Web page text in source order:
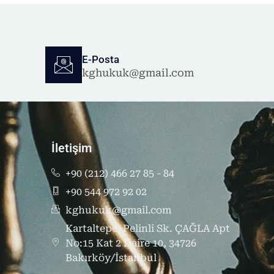
E-Posta
kghukuk@gmail.com
İletişim
+90 (212) 466 27 85 - 84
+90 544 972 92 02
kghukuk@gmail.com
Kartaltepe, Pelinli Sk. ÇAĞLA Apt
No:15 Kat 2 Daire 10, 34726
Bakırköy/İstanbul